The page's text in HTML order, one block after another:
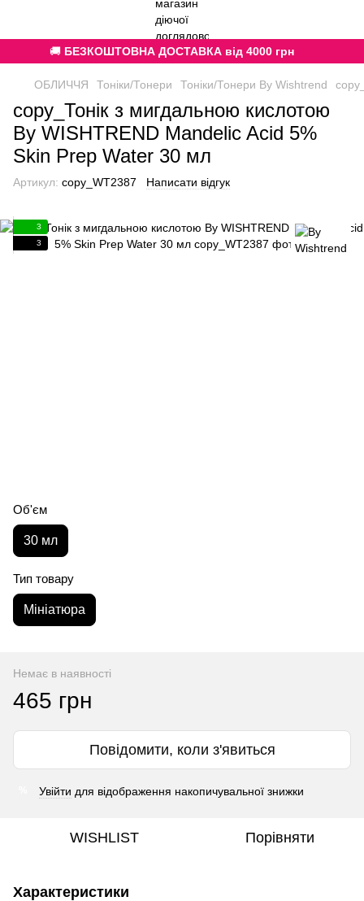
🚚 БЕЗКОШТОВНА ДОСТАВКА від 4000 грн
ОБЛИЧЧЯ Тоніки/Тонери Тоніки/Тонери By Wishtrend
copy_Тонік з мигдальною кислотою
By WISHTREND Mandelic Acid 5%
Skin Prep Water 30 мл
Артикул: copy_WT2387 Написати відгук
3
3
Об'єм
30 мл
Тип товару
Мініатюра
Немає в наявності
465 грн
Повідомити, коли з'явиться
Увійти для відображення накопичувальної знижки
WISHLIST Порівняти
Характеристики